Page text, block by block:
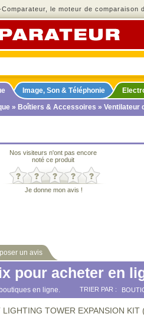
le moteur de comparaison
Image, Son & Téléphonie
» Boîtiers & Accessoires » Ventilateur
Nos visiteurs n'ont pas encore
noté ce produit
Je donne mon avis !
un avis
pour acheter en
en ligne. TRIER PAR :
TOWER EXPANSION KIT